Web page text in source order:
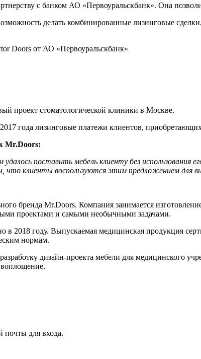
с банком АО «Первоуральскбанк». Она
делать комбинированные лизинговые
Doors от АО «Первоуральскбанк»
проект стоматологической клиники в Москве.
года лизинговые платежи клиентов,
Mr.Doors:
удалось поставить мебель клиенту без
клиенты воспользуются этим предложением для
бренда Mr.Doors. Компания занимается
проектами и самыми необычными задачами.
в 2018 году. Выпускаемая медицинская продукция
нормам.
дизайн-проекта мебели для медицинского
почты для входа.